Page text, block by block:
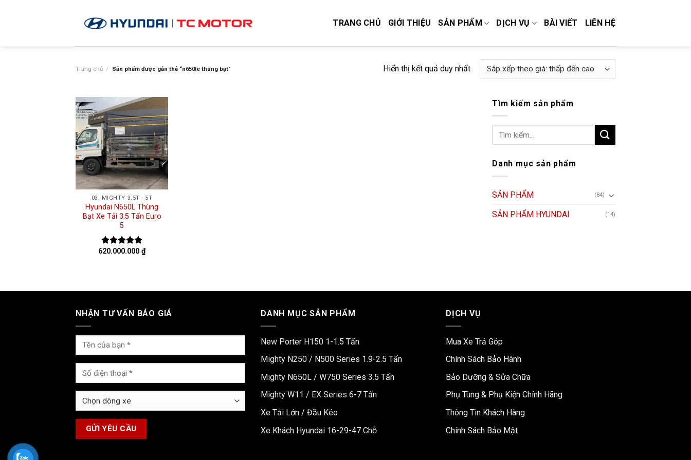
TRANG CHỦ GIỚI THIỆU SẢN PHẨM DỊCH VỤ BÀI VIẾT LIÊN HỆ
Trang chủ / Sản phẩm được gắn thẻ “n650le thùng bạt” Hiển thị kết quả duy nhất
03. MIGHTY 3.5T - 5T
Hyundai N650L Thùng
Bạt Xe Tải 3.5 Tấn Euro
5
Được xếp
620.000.000 ₫
Tìm kiếm sản phẩm
Tìm
kiếm:
Danh mục sản phẩm
SẢN PHẨM (84)
SẢN PHẨM HYUNDAI (14)
NHẬN TƯ VẤN BÁO GIÁ DANH MỤC SẢN PHẨM
New Porter H150 1-1.5 Tấn
Mighty N250 / N500 Series 1.9-2.5 Tấn
Mighty N650L / W750 Series 3.5 Tấn
Mighty W11 / EX Series 6-7 Tấn
Xe Tải Lớn / Đầu Kéo
Xe Khách Hyundai 16-29-47 Chỗ
DỊCH VỤ
Mua Xe Trả Góp
Chính Sách Bảo Hành
Bảo Dưỡng & Sửa Chữa
Phụ Tùng & Phụ Kiện Chính Hãng
Thông Tin Khách Hàng
Chính Sách Bảo Mật